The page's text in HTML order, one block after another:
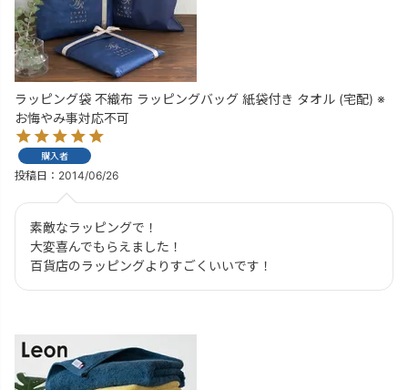
ラッピング袋 不織布 ラッピングバッグ 紙袋付き タオル (宅配) ※
お悔やみ事対応不可
購入者
投稿日 2014/06/26
素敵なラッピングで！
大変喜んでもらえました！
百貨店のラッピングよりすごくいいです！